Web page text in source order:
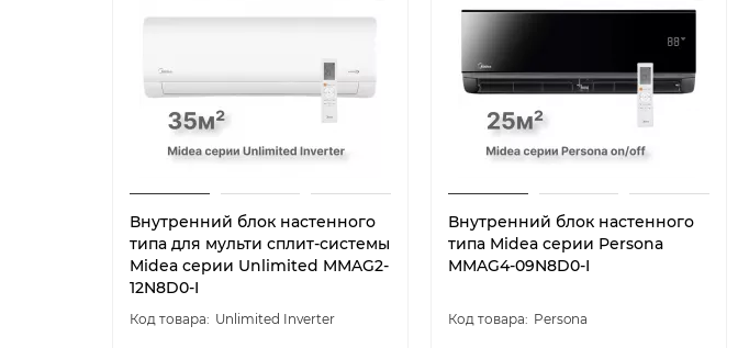
Внутренний блок настенного
типа для мульти сплит-системы
Midea серии Unlimited MMAG2-
12N8D0-I
Unlimited Inverter
Внутренний блок настенного
типа Midea серии Persona
MMAG4-09N8D0-I
Persona